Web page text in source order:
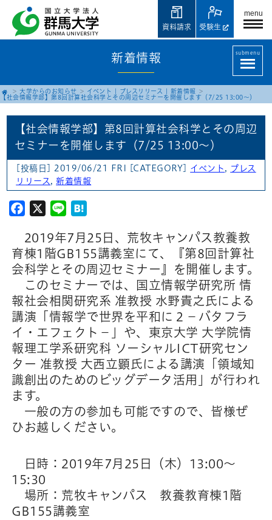
menu
受験生
資料請求
新着情報 submenu
大学からのお知らせ イベント プレスリリース
新着情報
【社会情報学部】第8回計算社会科学とその周辺セミナーを開催します（7/25 13:00～）
【社会情報学部】第8回計算社会科学とその周辺
セミナーを開催します（7/25 13:00～）
[投稿日] 2019/06/21 FRI [CATEGORY] イベント , プレス
リリース ,新着情報
Facebook
X Line
2019年7月25日、荒牧キャンパス教養教
育棟1階GB155講義室にて、『第8回計算社
会科学とその周辺セミナー』を開催します。
このセミナーでは、国立情報学研究所 情
報社会相関研究系 准教授 水野貴之氏による
講演「情報学で世界を平和に２－バタフラ
イ・エフェクト－」や、東京大学 大学院情
報理工学系研究科 ソーシャルICT研究セン
ター 准教授 大西立顕氏による講演「領域知
識創出のためのビッグデータ活用」が行われ
ます。
一般の方の参加も可能ですので、皆様ぜ
ひお越しください。
日時：2019年7月25日（木）13:00～
15:30
場所：荒牧キャンパス 教養教育棟1階
GB155講義室